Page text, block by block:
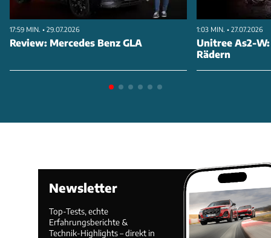
17:59 MIN. • 29.07.2026
Review: Mercedes Benz GLA
1:03 MIN. • 27.07.2026
Unitree As2-
Rädern
Newsletter
Top-Tests, echte
Erfahrungsberichte &
Technik-Highlights – direkt in